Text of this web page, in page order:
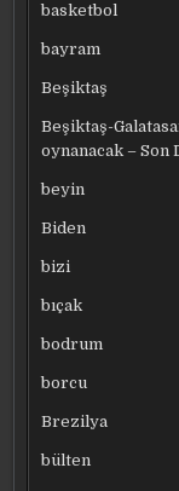
basketbol
bayram
Beşiktaş
Beşiktaş-
oynanacak – Son
beyin
Biden
bizi
bıçak
bodrum
borcu
Brezilya
bülten